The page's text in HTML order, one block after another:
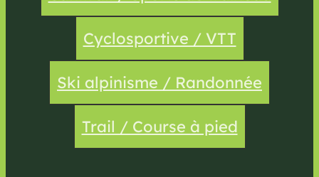
Cyclosportive / VTT
Ski alpinisme / Randonnée
Trail / Course à pied